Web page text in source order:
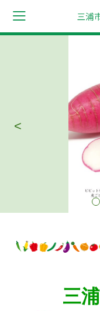
浅漬けたくあん
<
三